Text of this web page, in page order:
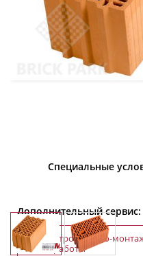
Специальные
Дополнительный сервис:
Строительно-
работы